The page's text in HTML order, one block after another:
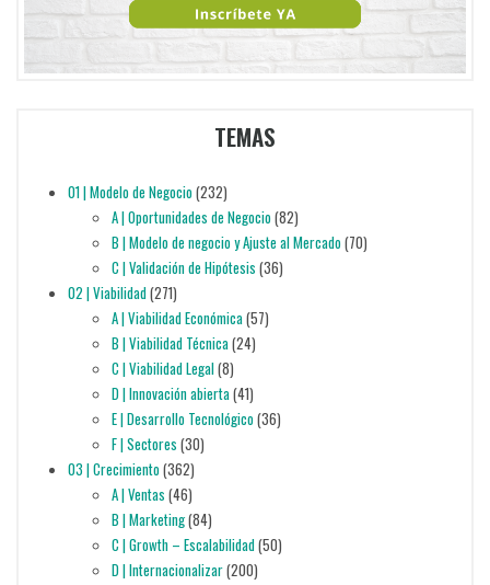
TEMAS
01 | Modelo de Negocio(232)
A | Oportunidades de Negocio(82)
B | Modelo de negocio y Ajuste al Mercado(70)
C | Validación de Hipótesis (36)
02 | Viabilidad(271)
A | Viabilidad Económica(57)
B | Viabilidad Técnica(24)
C | Viabilidad Legal(8)
D | Innovación abierta(41)
E | Desarrollo Tecnológico(36)
F | Sectores (30)
03 | Crecimiento(362)
A | Ventas (46)
B | Marketing(84)
C | Growth – Escalabilidad(50)
D | Internacionalizar(200)